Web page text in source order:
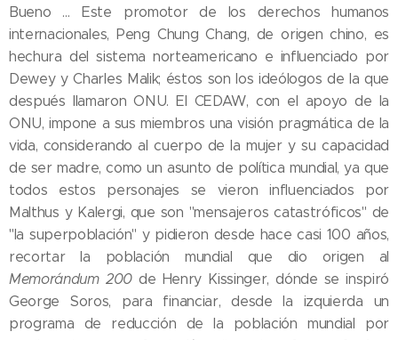
Bueno … Este promotor de los derechos humanos
internacionales, Peng Chung Chang, de origen chino, es
hechura del sistema norteamericano e influenciado por
Dewey y Charles Malik; éstos son los ideólogos de la que
después llamaron ONU. El CEDAW, con el apoyo de la
ONU, impone a sus miembros una visión pragmática de la
vida, considerando al cuerpo de la mujer y su capacidad
de ser madre, como un asunto de política mundial, ya que
todos estos personajes se vieron influenciados por
Malthus y Kalergi, que son "mensajeros catastróficos" de
"la superpoblación" y pidieron desde hace casi 100 años,
recortar la población mundial que dio origen al
Memorándum 200 de Henry Kissinger, dónde se inspiró
George Soros, para financiar, desde la izquierda un
programa de reducción de la población mundial por